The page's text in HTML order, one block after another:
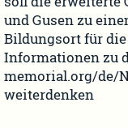
und Gusen zu
Bildungsort für
Informationen zu
memorial.org/de/
weiterdenken